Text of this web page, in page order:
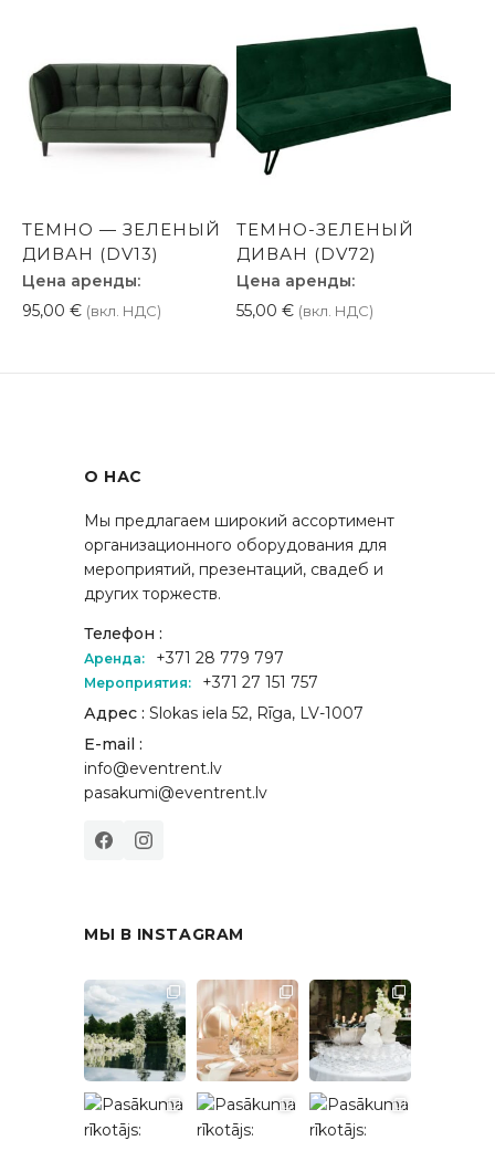
ТЕМНО — ЗЕЛЕНЫЙ
ДИВАН (DV13)
Цена аренды:
95,00 € (вкл. НДС)
ТЕМНО-ЗЕЛЕНЫЙ
ДИВАН (DV72)
Цена аренды:
55,00 € (вкл. НДС)
О НАС
Мы предлагаем широкий ассортимент
организационного оборудования для
мероприятий, презентаций, свадеб и
других торжеств.
Телефон :
Аренда: +371 28 779 797
Мероприятия:
+371 27 151 757
Адрес : Slokas iela 52, Rīga, LV-1007
E-mail :
info@eventrent.lv
pasakumi@eventrent.lv
МЫ В INSTAGRAM